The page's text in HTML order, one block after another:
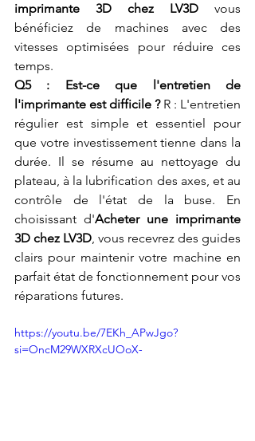
imprimante 3D chez LV3D vous
bénéficiez de machines avec des
vitesses optimisées pour réduire ces
temps.
Q5 : Est-ce que l'entretien de
l'imprimante est difficile ? R : L'entretien
régulier est simple et essentiel pour
que votre investissement tienne dans la
durée. Il se résume au nettoyage du
plateau, à la lubrification des axes, et au
contrôle de l'état de la buse. En
choisissant d'Acheter une imprimante
3D chez LV3D, vous recevrez des guides
clairs pour maintenir votre machine en
parfait état de fonctionnement pour vos
réparations futures.
https://youtu.be/7EKh_APwJgo?
si=OncM29WXRXcUOoX-